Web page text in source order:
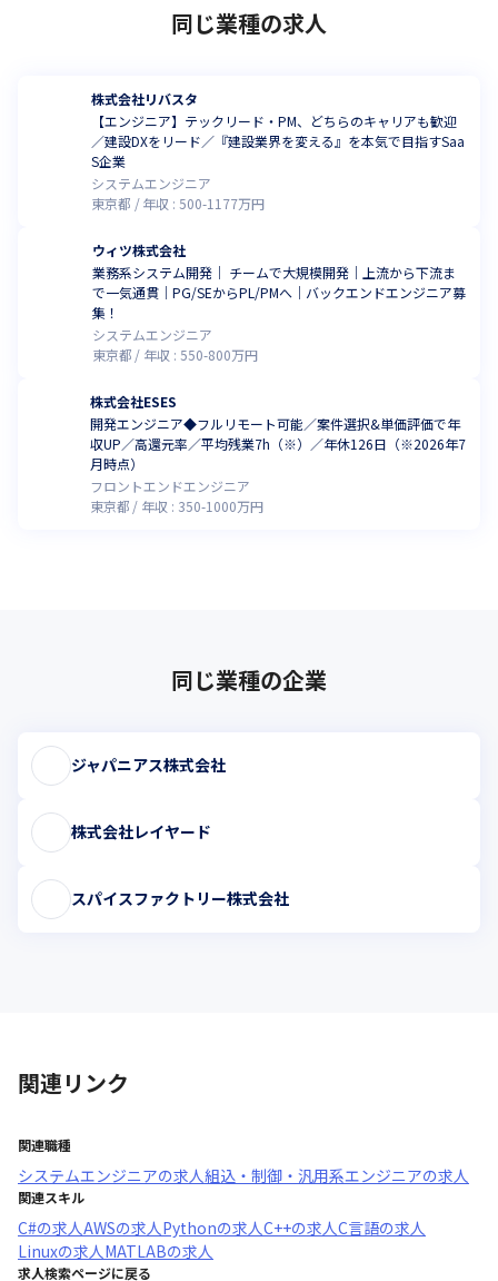
同じ業種の求人
株式会社リバスタ
【エンジニア】テックリード・PM、どちらのキャリアも歓迎
／建設DXをリード／『建設業界を変える』を本気で目指すSaa
S企業
システムエンジニア
東京都
年収 :500-1177万円
ウィツ株式会社
業務系システム開発｜ チームで大規模開発｜上流から下流ま
で一気通貫｜PG/SEからPL/PMへ｜バックエンドエンジニア募
集！
システムエンジニア
東京都
年収 : 550-800万円
株式会社ESES
開発エンジニア◆フルリモート可能／案件選択&単価評価で年
収UP／高還元率／平均残業7h（※）／年休126日（※2026年7
月時点）
フロントエンドエンジニア
東京都
年収 : 350-1000万円
同じ業種の企業
ジャパニアス株式会社
株式会社レイヤード
スパイスファクトリー株式会社
関連リンク
関連職種
システムエンジニアの求人組込・制御・汎用系エンジニアの求人
関連スキル
C#の求人AWSの求人 Pythonの求人C++の求人C言語の求人
Linuxの求人 MATLABの求人
求人検索ページに戻る